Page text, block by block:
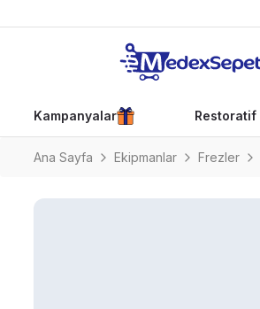
Kampanyalar Restoratif
Ana Sayfa Ekipmanlar Frezler